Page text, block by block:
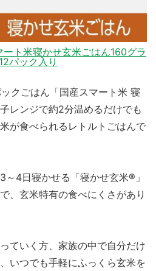
ート米寝かせ玄米ごはん160グラ
パック入り
クごはん「国産スマート米 寝
レンジで約2分温めるだけでも
が食べられるレトルトごはんで
4日寝かせる「寝かせ玄米®」
、玄米特有の食べにくさがあり
ていく方、家族の中で自分だけ
いつでも手軽にふっくら玄米を